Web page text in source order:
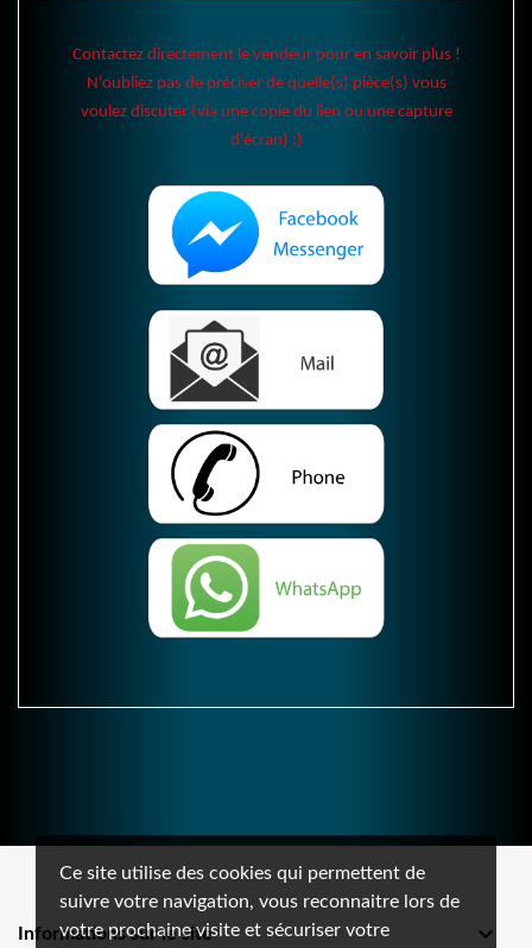
Ce site utilise des cookies qui permettent de
suivre votre navigation, vous reconnaitre lors de
votre prochaine visite et sécuriser votre
Contactez directement le vendeur pour en savoir plus !
N'oubliez pas de préciser de quelle(s) pièce(s) vous
voulez discuter (via une copie du lien ou une capture
d'écran) :)
Informations sur le site 